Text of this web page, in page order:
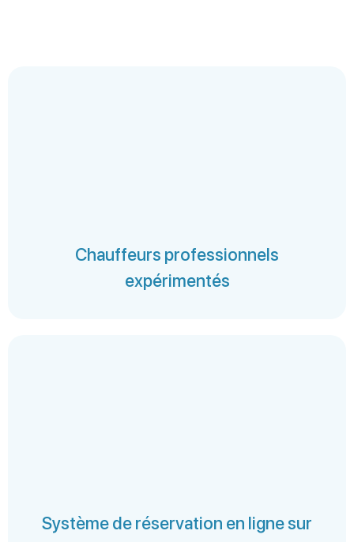
Chauffeurs professionnels
expérimentés
Système de réservation en ligne sur